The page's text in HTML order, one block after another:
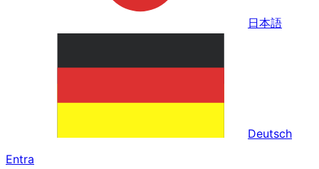
日本語
Deutsch
Entra